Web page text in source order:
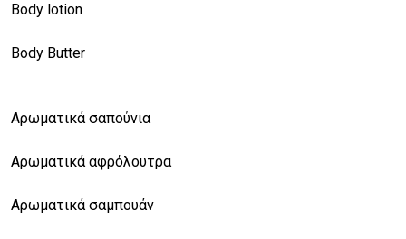
Body lotion
Body Butter
Αρωματικά σαπούνια
Αρωματικά αφρόλουτρα
Αρωματικά σαμπουάν